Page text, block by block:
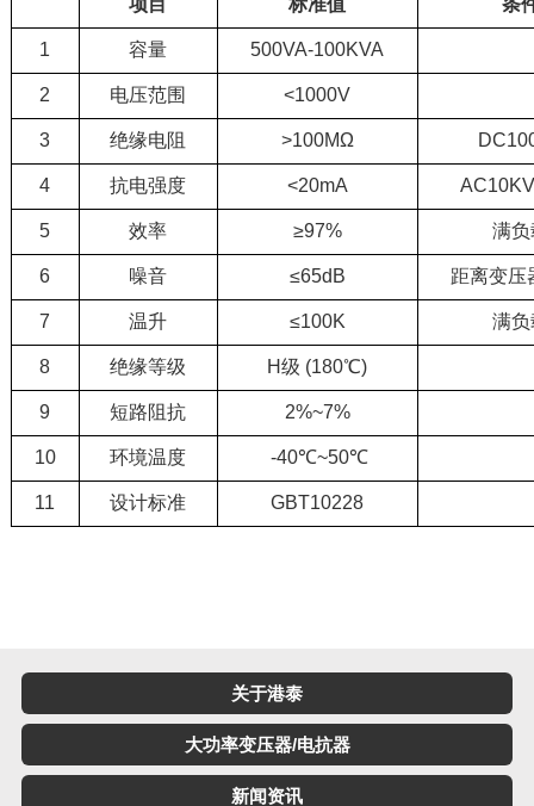
项目 标准值 条
1 容量 500VA-100KVA
2 电压范围 <1000V
3 绝缘电阻 >100MΩ
4 抗电强度 <20mA
5 效率 ≥97% 满负
6 噪音 ≤65dB 距离变压
7 温升 ≤100K 满负
8 绝缘等级 H级 (180℃)
9 短路阻抗 2%~7%
10 环境温度 -40℃~50℃
11 设计标准 GBT10228
关于港泰
大功率变压器/电抗器
新闻资讯